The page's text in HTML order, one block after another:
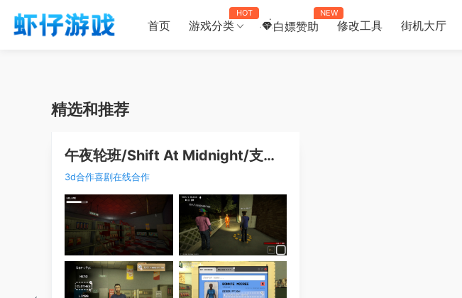
首页 游戏分类
HOT
白嫖赞助
NEW
修改工具 街机大厅
精选和推荐
午夜轮班/Shift At Midnight/支持在线联机
3d合作喜剧在线合作